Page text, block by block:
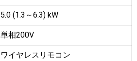
5.0 (1.3～6.3) kW
単相200V
ワイヤレスリモコン